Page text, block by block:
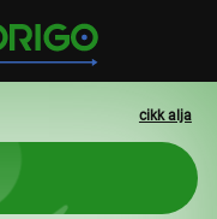
cikk alja